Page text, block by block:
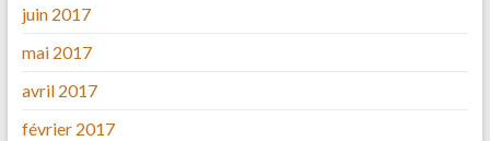
juin 2017
mai 2017
avril 2017
février 2017